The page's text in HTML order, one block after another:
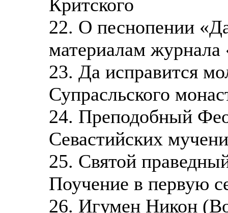
Критского
22. О песнопении
материалам журнала
23. Да исправится
Супрасльского
24. Преподобный
Севастийских
25. Святой
Поучение в первую
26. Игумен Никон